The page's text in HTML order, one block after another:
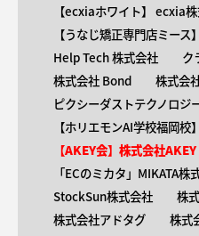
【​ecxiaホワイト】 ecxia
【​うなじ矯正専門店ミース
Help Tech 株式会社
ク
株式会社 Bond
株式会
ピクシーダストテクノロジ
【ホリエモンAI学校福岡
【AKEY会】株式会社
「ECのミカタ」MIKATA株
StockSun株式会社
株
株式会社アドタグ
株式